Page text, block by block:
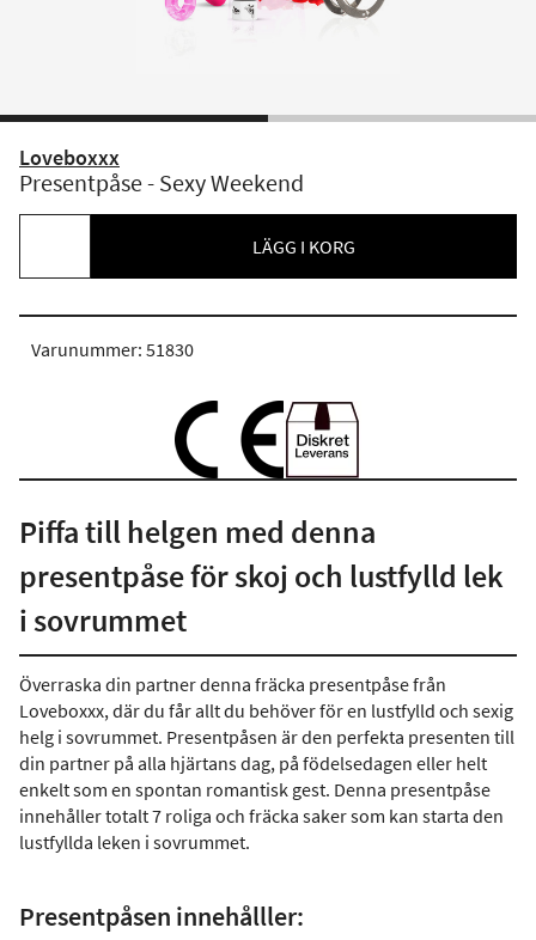
Loveboxxx
Presentpåse - Sexy Weekend
LÄGG I KORG
Varunummer: 51830
Piffa till helgen med denna
presentpåse för skoj och lustfylld lek
i sovrummet
Överraska din partner denna fräcka presentpåse från
Loveboxxx, där du får allt du behöver för en lustfylld och sexig
helg i sovrummet. Presentpåsen är den perfekta presenten till
din partner på alla hjärtans dag, på födelsedagen eller helt
enkelt som en spontan romantisk gest. Denna presentpåse
innehåller totalt 7 roliga och fräcka saker som kan starta den
lustfyllda leken i sovrummet.
Presentpåsen innehålller: